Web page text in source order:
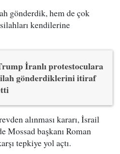
gönderdik, hem de çok
kendilerine
İranlı protestoculara
gönderdiklerini itiraf
alınması kararı, İsrail
Mossad başkanı Roman
tepkiye yol açtı.